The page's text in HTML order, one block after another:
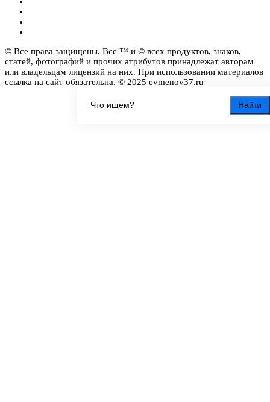
Найти
© Все права защищены. Все ™ и © всех продуктов, знаков,
статей, фотографий и прочих атрибутов принадлежат авторам
или владельцам лицензий на них. При использовании материалов
ссылка на сайт обязательна. © 2025 evmenov37.ru